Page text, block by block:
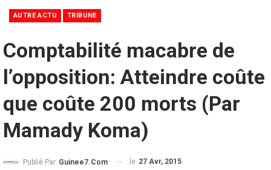
AUTRE ACTU TRIBUNE
Comptabilité macabre de
l’opposition: Atteindre coûte
que coûte 200 morts (Par
Mamady Koma)
Publié Par Guinee7.com le 27 Avr, 2015